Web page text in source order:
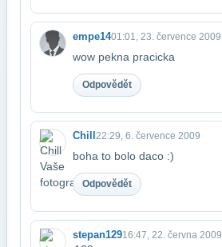
empe1401:01, 23. července 2009
wow pekna pracicka
Odpovědět
Chill22:29, 6. července 2009
boha to bolo daco :)
Odpovědět
stepan12916:47, 22. června 2009